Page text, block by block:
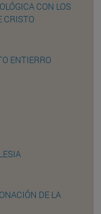
CON LOS
CRISTO
ENTIERRO
DE LA